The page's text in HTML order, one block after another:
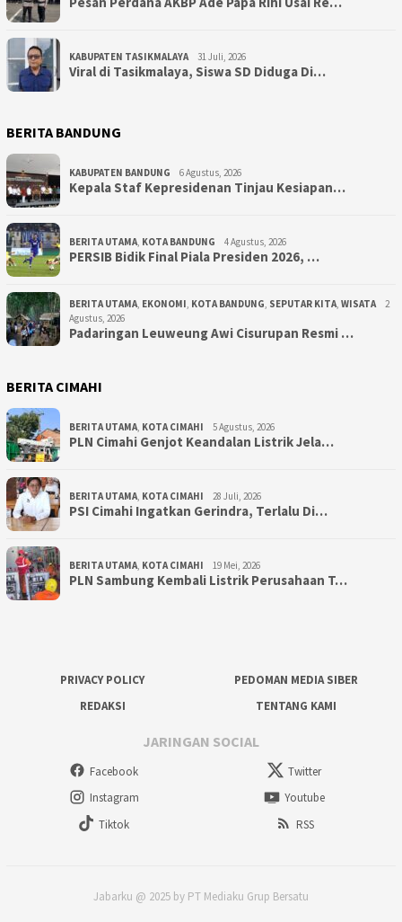
KABUPATEN TASIKMALAYA 31 Juli, 2026
Viral di Tasikmalaya, Siswa SD Diduga Di…
BERITA BANDUNG
KABUPATEN BANDUNG 6 Agustus, 2026
Kepala Staf Kepresidenan Tinjau Kesiapan…
BERITA UTAMA, KOTA BANDUNG 4 Agustus, 2026
PERSIB Bidik Final Piala Presiden 2026, …
BERITA UTAMA, EKONOMI, KOTA BANDUNG, SEPUTAR KITA, WISATA
2
Agustus, 2026
Padaringan Leuweung Awi Cisurupan Resmi …
BERITA CIMAHI
BERITA UTAMA, KOTA CIMAHI 5 Agustus, 2026
PLN Cimahi Genjot Keandalan Listrik Jela…
BERITA UTAMA, KOTA CIMAHI 28 Juli, 2026
PSI Cimahi Ingatkan Gerindra, Terlalu Di…
BERITA UTAMA, KOTA CIMAHI 19 Mei, 2026
PLN Sambung Kembali Listrik Perusahaan T…
PRIVACY POLICY
PEDOMAN MEDIA SIBER
REDAKSI
TENTANG KAMI
JARINGAN SOCIAL
Facebook
Twitter
Instagram
Youtube
Tiktok
RSS
Jabarku @ 2025 by PT Mediaku Grup Bersatu